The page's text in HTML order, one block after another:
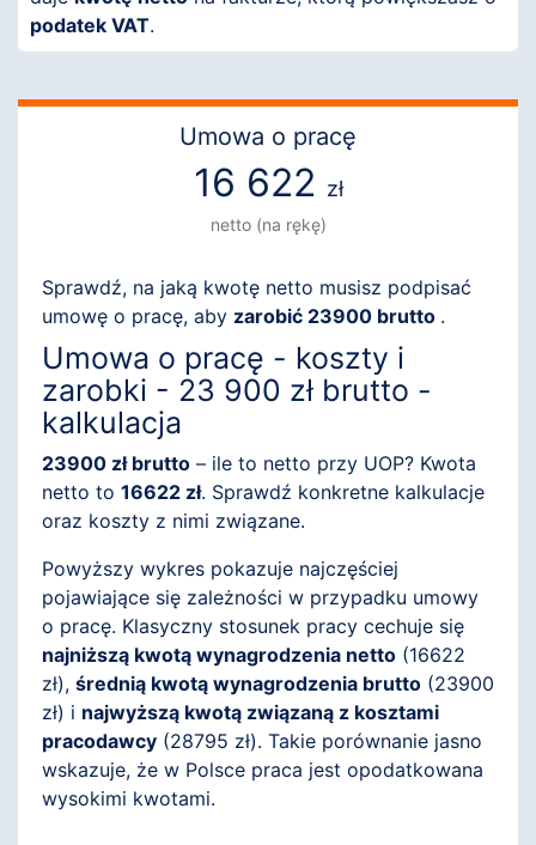
podatek VAT.
Umowa o pracę
16 622 zł
netto (na rękę)
Sprawdź, na jaką kwotę netto musisz podpisać
umowę o pracę, aby zarobić 23900 brutto .
Umowa o pracę - koszty i
zarobki - 23 900 zł brutto -
kalkulacja
23900 zł brutto – ile to netto przy UOP? Kwota
netto to 16622 zł. Sprawdź konkretne kalkulacje
oraz koszty z nimi związane.
Powyższy wykres pokazuje najczęściej
pojawiające się zależności w przypadku umowy
o pracę. Klasyczny stosunek pracy cechuje się
najniższą kwotą wynagrodzenia netto (16622
zł), średnią kwotą wynagrodzenia brutto (23900
zł) i najwyższą kwotą związaną z kosztami
pracodawcy (28795 zł). Takie porównanie jasno
wskazuje, że w Polsce praca jest opodatkowana
wysokimi kwotami.